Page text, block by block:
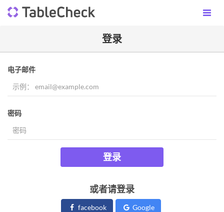
登录
电子邮件
密码
登录
或者请登录
facebook Google